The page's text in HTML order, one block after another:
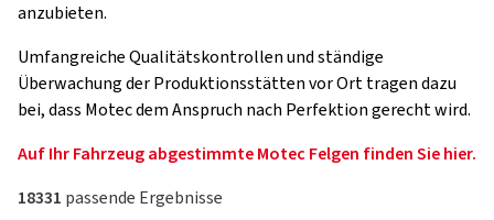
anzubieten.
Umfangreiche Qualitätskontrollen und ständige
Überwachung der Produktionsstätten vor Ort tragen dazu
bei, dass Motec dem Anspruch nach Perfektion gerecht wird.
Auf Ihr Fahrzeug abgestimmte Motec Felgen finden Sie hier.
18331 passende Ergebnisse